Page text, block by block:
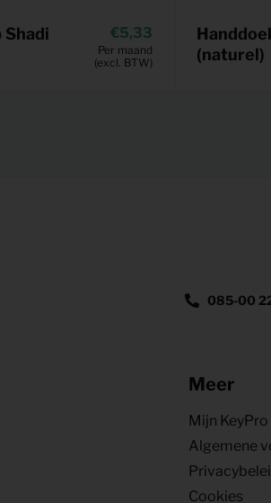
Shadi
5,33
Per maand
(excl. BTW)
(naturel)
085-00
Meer
Mijn KeyPro
Algemene
Cookies